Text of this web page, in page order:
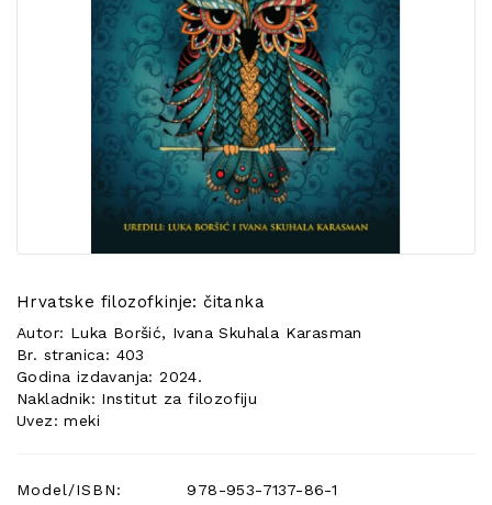
POSEBNA
Hrvatske filozofkinje: čitanka
Autor: Luka Boršić, Ivana Skuhala Karasman
Br. stranica: 403
Godina izdavanja: 2024.
Nakladnik: Institut za filozofiju
Uvez: meki
Model/ISBN:
978-953-7137-86-1